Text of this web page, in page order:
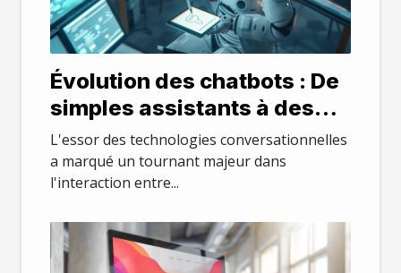
Évolution des chatbots : De
simples assistants à des
créateurs de contenu
autonomes
L'essor des technologies conversationnelles
a marqué un tournant majeur dans
l'interaction entre...